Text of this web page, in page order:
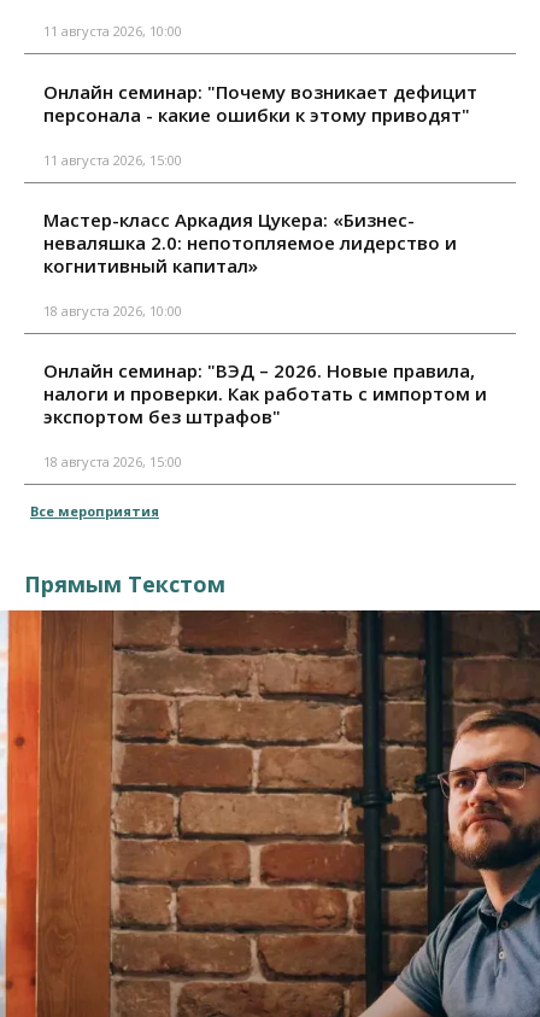
11 августа 2026, 10:00
Онлайн семинар: "Почему возникает дефицит
персонала - какие ошибки к этому приводят"
11 августа 2026, 15:00
Мастер-класс Аркадия Цукера: «Бизнес-
неваляшка 2.0: непотопляемое лидерство и
когнитивный капитал»
18 августа 2026, 10:00
Онлайн семинар: "ВЭД – 2026. Новые правила,
налоги и проверки. Как работать с импортом и
экспортом без штрафов"
18 августа 2026, 15:00
Все мероприятия
Прямым Текстом